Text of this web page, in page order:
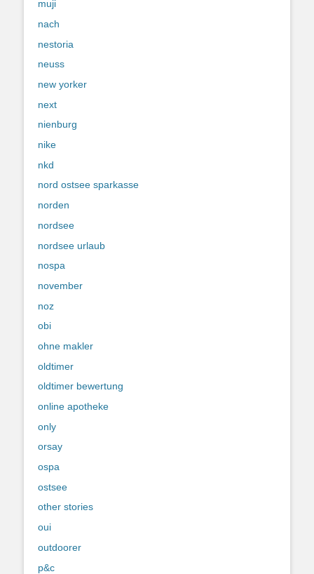
muji
nach
nestoria
neuss
new yorker
next
nienburg
nike
nkd
nord ostsee sparkasse
norden
nordsee
nordsee urlaub
nospa
november
noz
obi
ohne makler
oldtimer
oldtimer bewertung
online apotheke
only
orsay
ospa
ostsee
other stories
oui
outdoorer
p&c